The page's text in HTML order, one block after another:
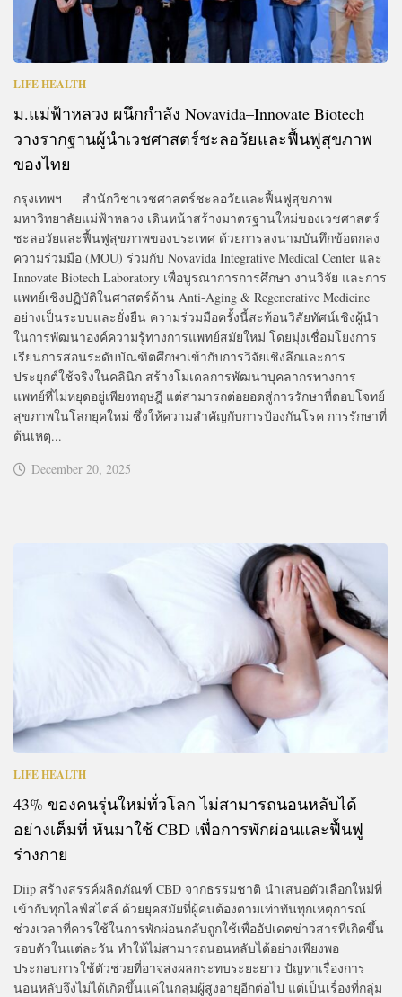
LIFE HEALTH
ม.แม่ฟ้าหลวง ผนึกกำลัง Novavida–Innovate Biotech
วางรากฐานผู้นำเวชศาสตร์ชะลอวัยและฟื้นฟูสุขภาพ
ของไทย
กรุงเทพฯ — สำนักวิชาเวชศาสตร์ชะลอวัยและฟื้นฟูสุขภาพ
มหาวิทยาลัยแม่ฟ้าหลวง เดินหน้าสร้างมาตรฐานใหม่ของเวชศาสตร์
ชะลอวัยและฟื้นฟูสุขภาพของประเทศ ด้วยการลงนามบันทึกข้อตกลง
ความร่วมมือ (MOU) ร่วมกับ Novavida Integrative Medical Center และ
Innovate Biotech Laboratory เพื่อบูรณาการการศึกษา งานวิจัย และการ
แพทย์เชิงปฏิบัติในศาสตร์ด้าน Anti-Aging & Regenerative Medicine
อย่างเป็นระบบและยั่งยืน ความร่วมมือครั้งนี้สะท้อนวิสัยทัศน์เชิงผู้นำ
ในการพัฒนาองค์ความรู้ทางการแพทย์สมัยใหม่ โดยมุ่งเชื่อมโยงการ
เรียนการสอนระดับบัณฑิตศึกษาเข้ากับการวิจัยเชิงลึกและการ
ประยุกต์ใช้จริงในคลินิก สร้างโมเดลการพัฒนาบุคลากรทางการ
แพทย์ที่ไม่หยุดอยู่เพียงทฤษฎี แต่สามารถต่อยอดสู่การรักษาที่ตอบโจทย์
สุขภาพในโลกยุคใหม่ ซึ่งให้ความสำคัญกับการป้องกันโรค การรักษาที่
ต้นเหตุ...
December 20, 2025
LIFE HEALTH
43% ของคนรุ่นใหม่ทั่วโลก ไม่สามารถนอนหลับได้
อย่างเต็มที่ หันมาใช้ CBD เพื่อการพักผ่อนและฟื้นฟู
ร่างกาย
Diip สร้างสรรค์ผลิตภัณฑ์ CBD จากธรรมชาติ นำเสนอตัวเลือกใหม่ที่
เข้ากับทุกไลฟ์สไตล์ ด้วยยุคสมัยที่ผู้คนต้องตามเท่าทันทุกเหตุการณ์
ช่วงเวลาที่ควรใช้ในการพักผ่อนกลับถูกใช้เพื่ออัปเดตข่าวสารที่เกิดขึ้น
รอบตัวในแต่ละวัน ทำให้ไม่สามารถนอนหลับได้อย่างเพียงพอ
ประกอบการใช้ตัวช่วยที่อาจส่งผลกระทบระยะยาว ปัญหาเรื่องการ
นอนหลับจึงไม่ได้เกิดขึ้นแค่ในกลุ่มผู้สูงอายุอีกต่อไป แต่เป็นเรื่องที่กลุ่ม